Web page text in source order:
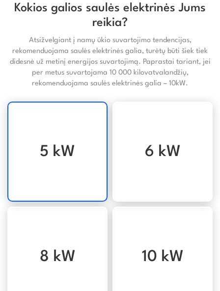
Kokios galios saulės elektrinės Jums
reikia?
Atsižvelgiant į namų ūkio suvartojimo tendencijas,
rekomenduojama saulės elektrinės galia, turėtų būti šiek tiek
didesnė už metinį energijos suvartojimą. Paprastai tariant, jei
per metus suvartojama 10 000 kilovatvalandžių,
rekomenduojama saulės elektrinės galia – 10kW.
5 kW 6 kW
8 kW 10 kW